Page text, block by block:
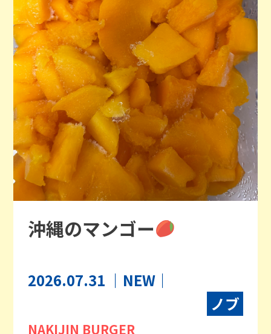
沖縄のマンゴー
2026.07.31 ｜NEW｜
ノブ
NAKIJIN BURGER